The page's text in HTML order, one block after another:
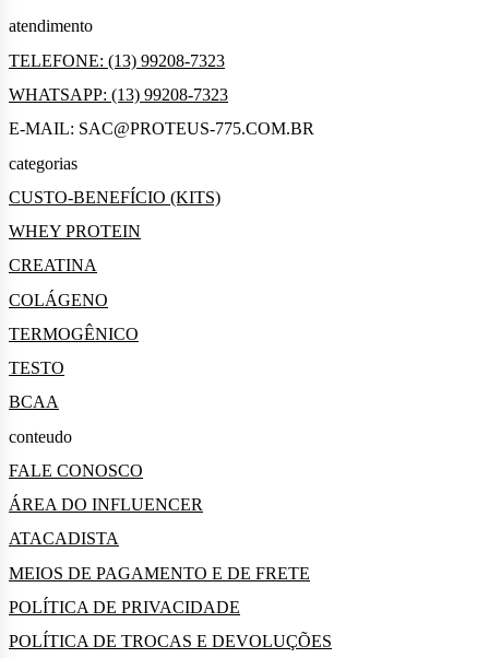
atendimento
TELEFONE: (13) 99208-7323
WHATSAPP: (13) 99208-7323
E-MAIL: SAC@PROTEUS-775.COM.BR
categorias
CUSTO-BENEFÍCIO (KITS)
WHEY PROTEIN
CREATINA
COLÁGENO
TERMOGÊNICO
TESTO
BCAA
conteudo
FALE CONOSCO
ÁREA DO INFLUENCER
ATACADISTA
MEIOS DE PAGAMENTO E DE FRETE
POLÍTICA DE PRIVACIDADE
POLÍTICA DE TROCAS E DEVOLUÇÕES